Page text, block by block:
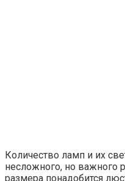
Количество ламп и их
несложного, но важного
размера понадобится